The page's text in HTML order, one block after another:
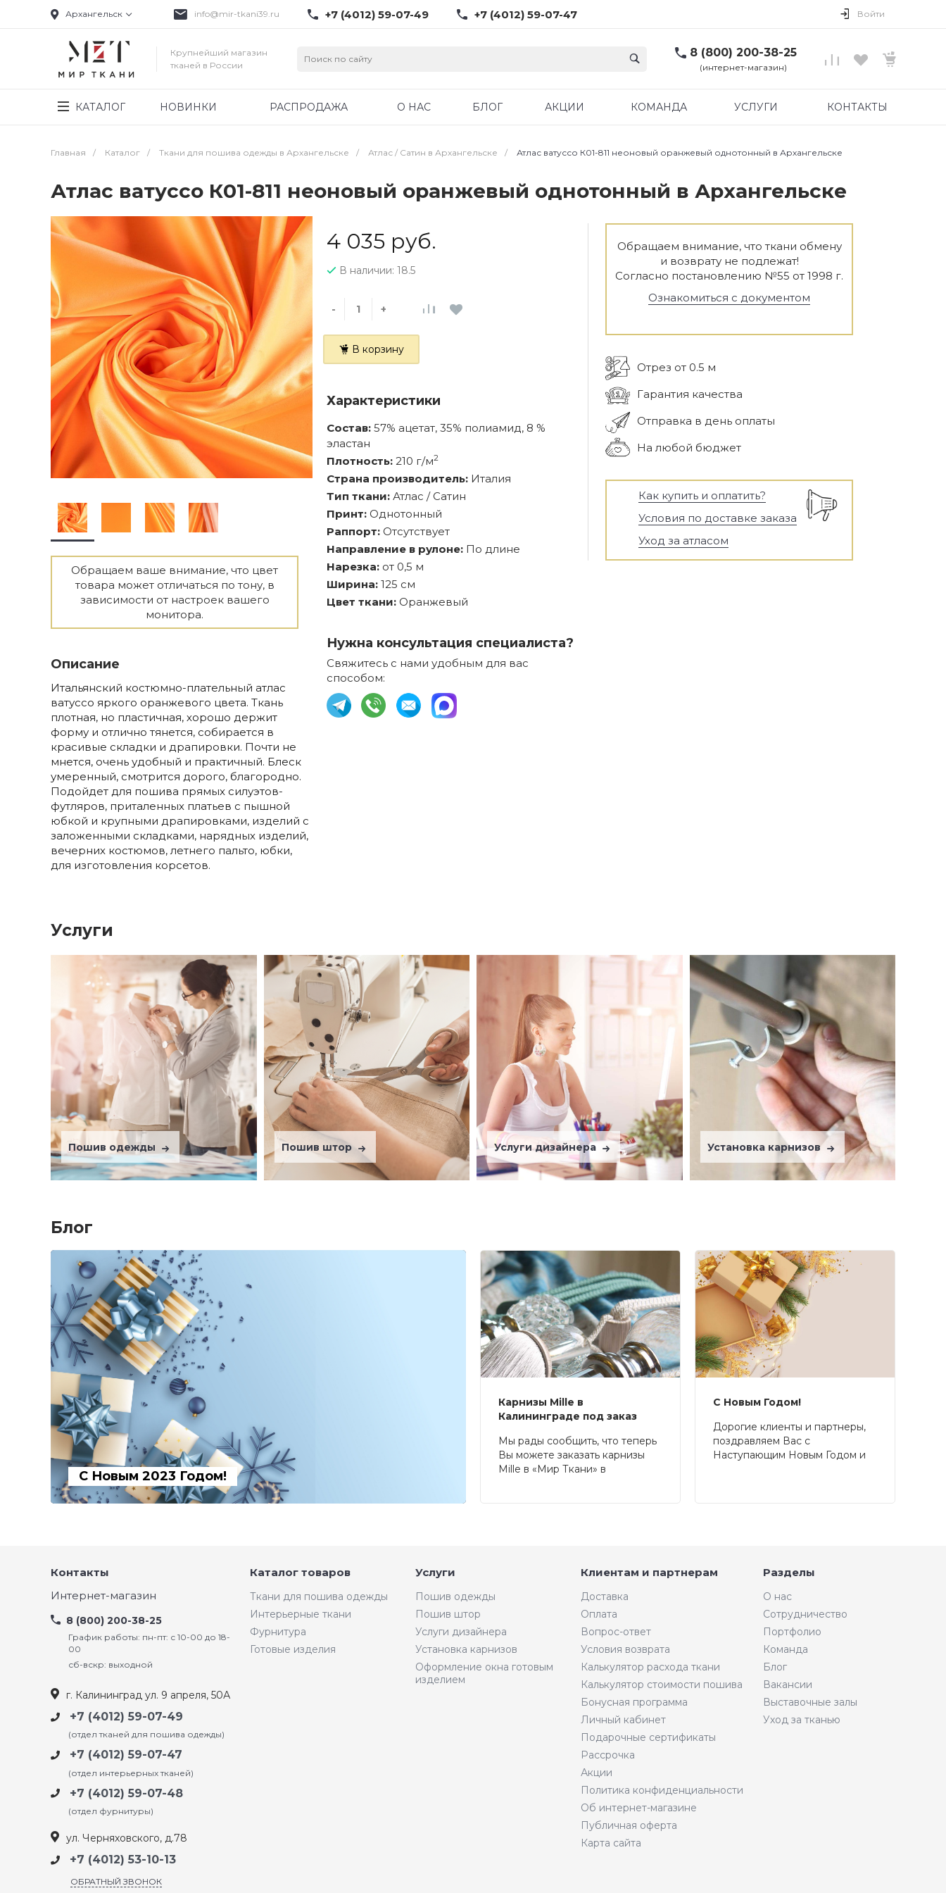
Архангельск info@mir-tkani39.ru +7 (4012) 59-07-49 +7 (4012) 59-07-47 Войти
Крупнейший магазин
тканей в России
8 (800) 200-38-25
(интернет-магазин)
КАТАЛОГ НОВИНКИ РАСПРОДАЖА О НАС БЛОГ АКЦИИ КОМАНДА УСЛУГИ КОНТАКТЫ
Главная / Каталог / Ткани для пошива одежды в Архангельске / Атлас / Cатин в Архангельске / Атлас ватуссо К01-811 неоновый оранжевый однотонный в Архангельске
Атлас ватуссо К01-811 неоновый оранжевый однотонный в Архангельске
Обращаем ваше внимание, что цвет
товара может отличаться по тону, в
зависимости от настроек вашего
монитора.
Описание
Итальянский костюмно-плательный атлас
ватуссо яркого оранжевого цвета. Ткань
плотная, но пластичная, хорошо держит
форму и отлично тянется, собирается в
красивые складки и драпировки. Почти не
мнется, очень удобный и практичный. Блеск
умеренный, смотрится дорого, благородно.
Подойдет для пошива прямых силуэтов-
футляров, приталенных платьев с пышной
юбкой и крупными драпировками, изделий с
заложенными складками, нарядных изделий,
вечерних костюмов, летнего пальто, юбки,
для изготовления корсетов.
4 035 руб.
В наличии: 18.5
- +
В корзину
Характеристики
Состав: 57% ацетат, 35% полиамид, 8 %
эластан
Плотность: 210 г/м2
Страна производитель: Италия
Тип ткани: Атлас / Сатин
Принт: Однотонный
Раппорт: Отсутствует
Направление в рулоне: По длине
Нарезка: от 0,5 м
Ширина: 125 см
Цвет ткани: Оранжевый
Нужна консультация специалиста?
Свяжитесь с нами удобным для вас
способом:
Обращаем внимание, что ткани обмену
и возврату не подлежат!
Согласно постановлению №55 от 1998 г.
Ознакомиться с документом
Отрез от 0.5 м
Гарантия качества
Отправка в день оплаты
На любой бюджет
Как купить и оплатить?
Условия по доставке заказа
Уход за атласом
Услуги
Пошив одежды Пошив штор Услуги дизайнера Установка карнизов
Блог
С Новым 2023 Годом!
Карнизы Mille в
Калининграде под заказ
Мы рады сообщить, что теперь
Вы можете заказать карнизы
Mille в «Мир Ткани» в
С Новым Годом!
Дорогие клиенты и партнеры,
поздравляем Вас с
Наступающим Новым Годом и
Контакты
Интернет-магазин
8 (800) 200-38-25
График работы: пн-пт: с 10-00 до 18-
00
сб-вскр: выходной
г. Калининград ул. 9 апреля, 50А
+7 (4012) 59-07-49
(отдел тканей для пошива одежды)
+7 (4012) 59-07-47
(отдел интерьерных тканей)
+7 (4012) 59-07-48
(отдел фурнитуры)
ул. Черняховского, д.78
+7 (4012) 53-10-13
ОБРАТНЫЙ ЗВОНОК
Каталог товаров
Ткани для пошива одежды
Интерьерные ткани
Фурнитура
Готовые изделия
Услуги
Пошив одежды
Пошив штор
Услуги дизайнера
Установка карнизов
Оформление окна готовым
изделием
Клиентам и партнерам
Доставка
Оплата
Вопрос-ответ
Условия возврата
Калькулятор расхода ткани
Калькулятор стоимости пошива
Бонусная программа
Личный кабинет
Подарочные сертификаты
Рассрочка
Акции
Политика конфиденциальности
Об интернет-магазине
Публичная оферта
Карта сайта
Разделы
О нас
Сотрудничество
Портфолио
Команда
Блог
Вакансии
Выставочные залы
Уход за тканью